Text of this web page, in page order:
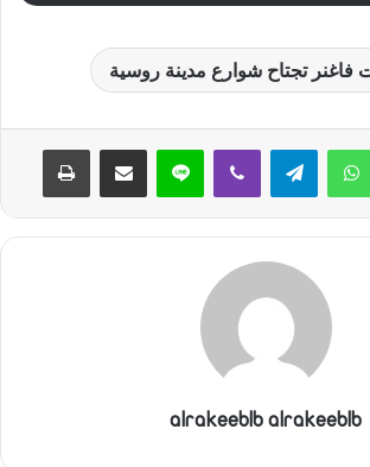
فاغنر تجتاح شوارع مدينة روسية
واتساب تيلقرام ڤايبر لاين مشاركة عبر البريد طباعة
alrakeeblb alrakeeblb